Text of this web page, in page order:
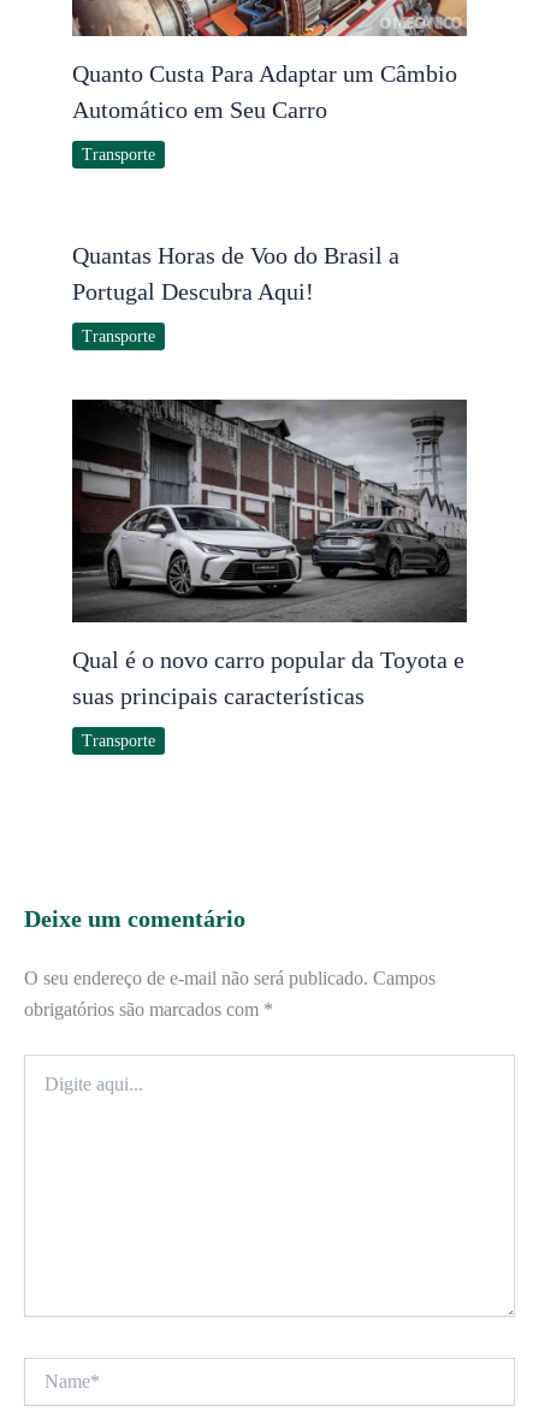
Quanto Custa Para Adaptar um Câmbio
Automático em Seu Carro
Transporte
Quantas Horas de Voo do Brasil a
Portugal Descubra Aqui!
Transporte
Qual é o novo carro popular da Toyota e
suas principais características
Transporte
Deixe um comentário
O seu endereço de e-mail não será publicado. Campos
obrigatórios são marcados com *
aqui...